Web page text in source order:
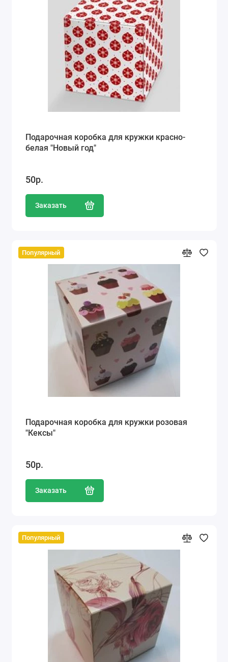
Подарочная коробка для кружки красно-
белая "Новый год"
50р.
Заказать
Популярный
Подарочная коробка для кружки розовая
"Кексы"
50р.
Заказать
Популярный